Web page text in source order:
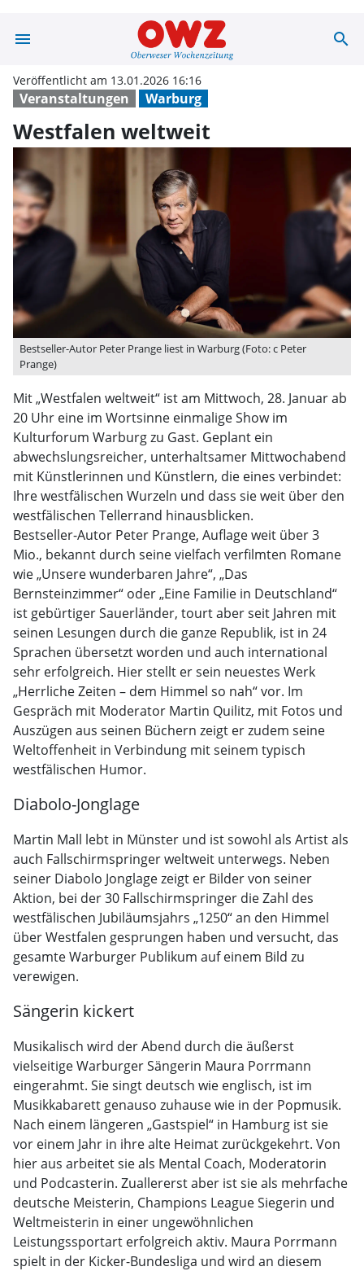
menu Westfalen search
Veranstaltungen Warburg
Veröffentlicht am 13.01.2026 16:16
Westfalen weltweit
Bestseller-Autor Peter Prange liest in Warburg (Foto: c Peter
Prange)
Mit „Westfalen weltweit“ ist am Mittwoch, 28. Januar ab
20 Uhr eine im Wortsinne einmalige Show im
Kulturforum Warburg zu Gast. Geplant ein
abwechslungsreicher, unterhaltsamer Mittwochabend
mit Künstlerinnen und Künstlern, die eines verbindet:
Ihre westfälischen Wurzeln und dass sie weit über den
westfälischen Tellerrand hinausblicken.
Bestseller-Autor Peter Prange, Auflage weit über 3
Mio., bekannt durch seine vielfach verfilmten Romane
wie „Unsere wunderbaren Jahre“, „Das
Bernsteinzimmer“ oder „Eine Familie in Deutschland“
ist gebürtiger Sauerländer, tourt aber seit Jahren mit
seinen Lesungen durch die ganze Republik, ist in 24
Sprachen übersetzt worden und auch international
sehr erfolgreich. Hier stellt er sein neuestes Werk
„Herrliche Zeiten – dem Himmel so nah“ vor. Im
Gespräch mit Moderator Martin Quilitz, mit Fotos und
Auszügen aus seinen Büchern zeigt er zudem seine
Weltoffenheit in Verbindung mit seinem typisch
westfälischen Humor.
Diabolo-Jonglage
Martin Mall lebt in Münster und ist sowohl als Artist als
auch Fallschirmspringer weltweit unterwegs. Neben
seiner Diabolo Jonglage zeigt er Bilder von seiner
Aktion, bei der 30 Fallschirmspringer die Zahl des
westfälischen Jubiläumsjahrs „1250“ an den Himmel
über Westfalen gesprungen haben und versucht, das
gesamte Warburger Publikum auf einem Bild zu
verewigen.
Sängerin kickert
Musikalisch wird der Abend durch die äußerst
vielseitige Warburger Sängerin Maura Porrmann
eingerahmt. Sie singt deutsch wie englisch, ist im
Musikkabarett genauso zuhause wie in der Popmusik.
Nach einem längeren „Gastspiel“ in Hamburg ist sie
vor einem Jahr in ihre alte Heimat zurückgekehrt. Von
hier aus arbeitet sie als Mental Coach, Moderatorin
und Podcasterin. Zuallererst aber ist sie als mehrfache
deutsche Meisterin, Champions League Siegerin und
Weltmeisterin in einer ungewöhnlichen
Leistungssportart erfolgreich aktiv. Maura Porrmann
spielt in der Kicker-Bundesliga und wird an diesem